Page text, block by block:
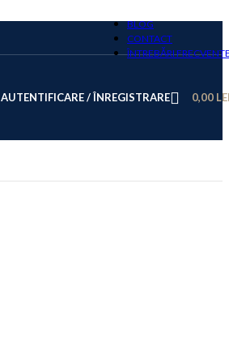
BLOG
CONTACT
ÎNTREBĂRI
AUTENTIFICARE / ÎNREGISTRARE 0,00